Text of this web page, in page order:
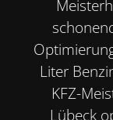
Liter
KFZ-
Lübeck